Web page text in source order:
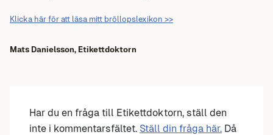
Klicka här för att läsa mitt bröllopslexikon >>
Mats Danielsson, Etikettdoktorn
Har du en fråga till Etikettdoktorn, ställ den
inte i kommentarsfältet. Ställ din fråga här. Då